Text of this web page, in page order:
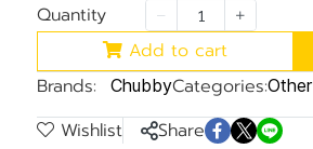
Quantity
Add to cart
Brands:
ChubbyCategories:Other
Wishlist Share